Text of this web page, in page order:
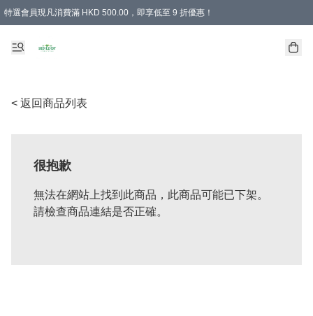
特選會員現凡消費滿 HKD 500.00，即享低至 9 折優惠！
< 返回商品列表
很抱歉
無法在網站上找到此商品，此商品可能已下架。
請檢查商品連結是否正確。